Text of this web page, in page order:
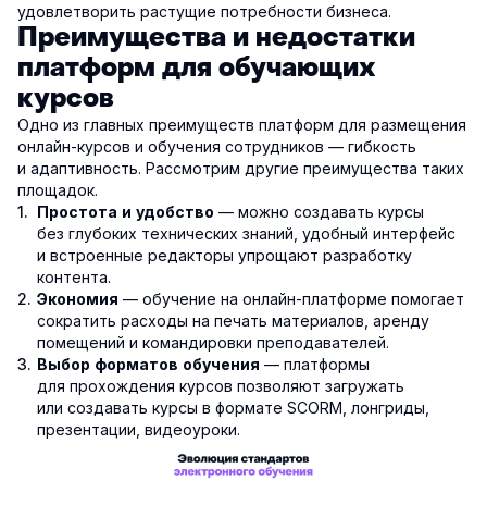
удовлетворить растущие потребности бизнеса.
Преимущества и недостатки
платформ для обучающих
курсов
Одно из главных преимуществ платформ для размещения
онлайн-курсов и обучения сотрудников — гибкость
и адаптивность. Рассмотрим другие преимущества таких
площадок.
Простота и удобство — можно создавать курсы
без глубоких технических знаний, удобный интерфейс
и встроенные редакторы упрощают разработку
контента.
Экономия — обучение на онлайн-платформе помогает
сократить расходы на печать материалов, аренду
помещений и командировки преподавателей.
Выбор форматов обучения — платформы
для прохождения курсов позволяют загружать
или создавать курсы в формате SCORM, лонгриды,
презентации, видеоуроки.